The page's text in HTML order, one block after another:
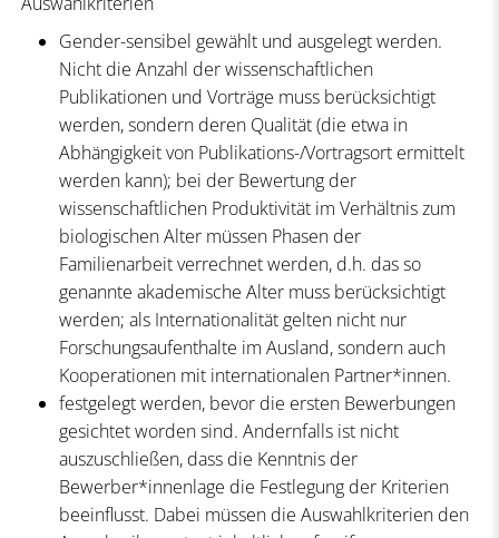
Gender-sensibel gewählt und ausgelegt werden.
Nicht die Anzahl der wissenschaftlichen
Publikationen und Vorträge muss berücksichtigt
werden, sondern deren Qualität (die etwa in
Abhängigkeit von Publikations-/Vortragsort ermittelt
werden kann); bei der Bewertung der
wissenschaftlichen Produktivität im Verhältnis zum
biologischen Alter müssen Phasen der
Familienarbeit verrechnet werden, d.h. das so
genannte akademische Alter muss berücksichtigt
werden; als Internationalität gelten nicht nur
Forschungsaufenthalte im Ausland, sondern auch
Kooperationen mit internationalen Partner*innen.
festgelegt werden, bevor die ersten Bewerbungen
gesichtet worden sind. Andernfalls ist nicht
auszuschließen, dass die Kenntnis der
Bewerber*innenlage die Festlegung der Kriterien
beeinflusst. Dabei müssen die Auswahlkriterien den